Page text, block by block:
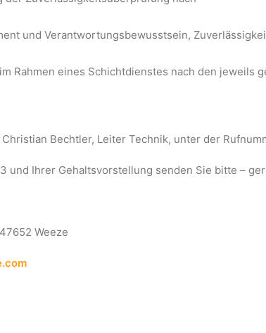
und Verantwortungsbewusstsein,
Rahmen eines Schichtdienstes nach den jeweils
Bechtler, Leiter Technik, unter der
Ihrer Gehaltsvorstellung senden Sie bitte –
Weeze